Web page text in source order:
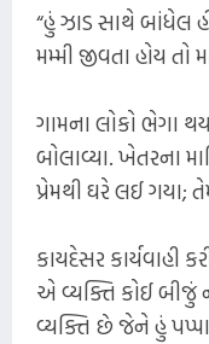
“હું ઝાડ સાથે બાંધેલ
મમ્મી જીવતા હોય
ગામના લોકો ભેગા
બોલાવ્યા. ખેતરના
પ્રેમથી ઘરે લઈ ગયા;
કાયદેસર કાર્યવાહી
એ વ્યક્તિ કોઈ
વ્યક્તિ છે જેને હું